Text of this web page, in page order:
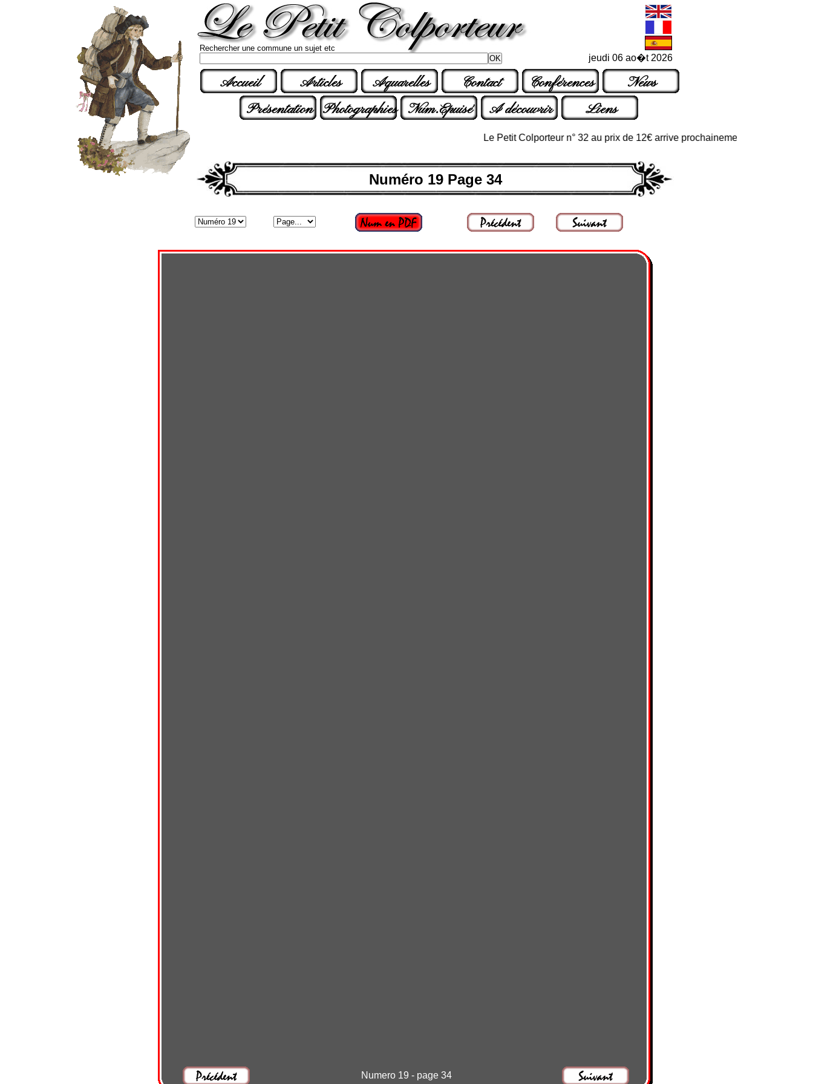
jeudi 06 ao�t 2026
Rechercher une commune un sujet etc
Accueil Articles Aquarelles Contact Conférences
News
Présentation Photographies Num.Epuisé A découvrir Liens
Le Petit Colporteur n° 32 au prix de 12€ arrive prochainement dans les points de
Numéro 19 Page 34
Numero 19 - page 34